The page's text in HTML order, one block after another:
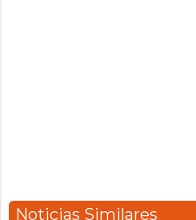
Noticias Similares